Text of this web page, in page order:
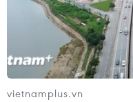
cấp ngày 11/9/2008.
Quảng cáo: Phó TBT
tamvna@gmail.com
Điện thoại: (024) 39411349
39411348
vietnamplus.vn